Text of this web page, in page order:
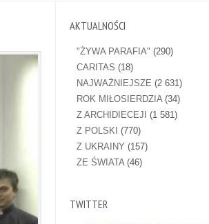
AKTUALNOŚCI
"ŻYWA PARAFIA" (290)
CARITAS (18)
NAJWAŻNIEJSZE (2 631)
ROK MIŁOSIERDZIA(34)
Z ARCHIDIECEJI (1 581)
Z POLSKI (770)
Z UKRAINY (157)
ZE ŚWIATA(46)
TWITTER